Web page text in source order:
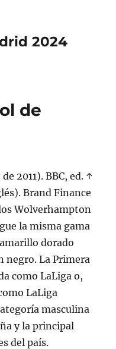
2024
de
2011). BBC, ed. ↑
Brand Finance
Wolverhampton
la misma gama
dorado
negro. La Primera
como LaLiga o,
LaLiga
masculina
y la principal
del país.